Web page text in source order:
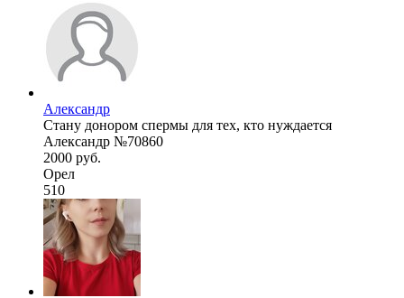
Александр
Стану донором спермы для тех, кто нуждается
Александр №70860
2000 руб.
Орел
510